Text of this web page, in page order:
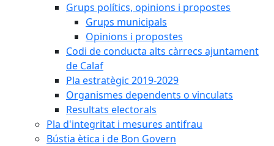
Grups polítics, opinions i propostes
Grups municipals
Opinions i propostes
Codi de conducta alts càrrecs ajuntament
de Calaf
Pla estratègic 2019-2029
Organismes dependents o vinculats
Resultats electorals
Pla d'integritat i mesures antifrau
Bústia ètica i de Bon Govern